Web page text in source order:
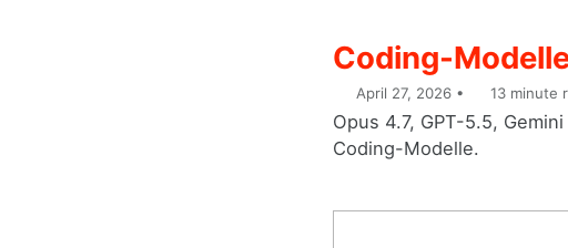
Coding-
April 27, 2026 13 minute
Opus 4.7, GPT-5.5,
Coding-Modelle.